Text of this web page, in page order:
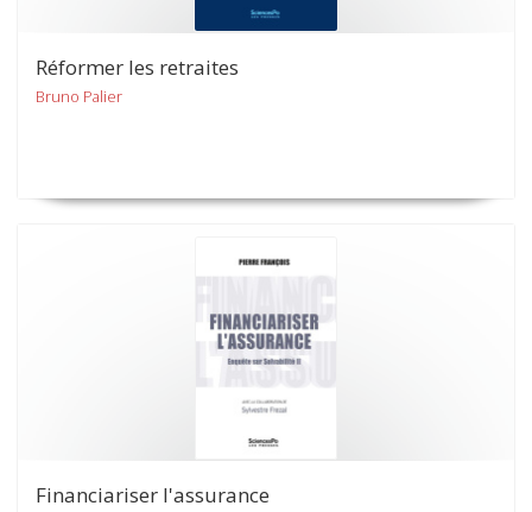
Réformer les retraites
Bruno Palier
Financiariser l'assurance